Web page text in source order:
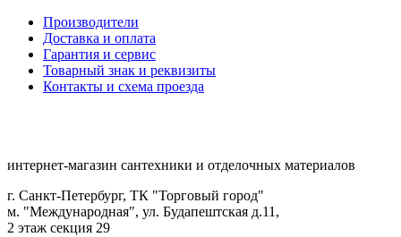
Производители
Доставка и оплата
Гарантия и сервис
Товарный знак и реквизиты
Контакты и схема проезда
интернет-магазин сантехники и отделочных материалов
г. Санкт-Петербург, ТК "Торговый город"
м. "Международная", ул. Будапештская д.11,
2 этаж секция 29